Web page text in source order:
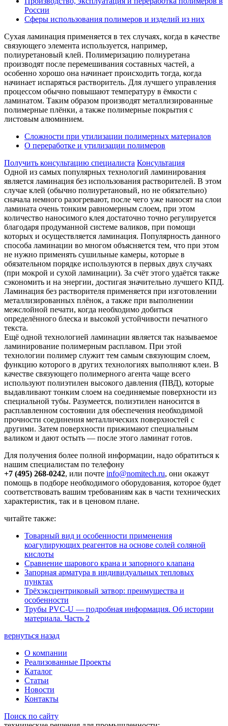
России
Сферы использования полимеров и изделий из них
Сухая ламинация применяется в тех случаях, когда в качестве
связующего элемента используется, например,
полиуретановый клей. Полимеризацию полиуретана
производят после перемешивания составных частей, а
особенно хорошо она начинает происходить тогда, когда
начинает испаряться растворитель. Для лучшего управления
процессом обычно повышают температуру в ёмкости с
ламинатом. Таким образом производят металлизированные
полимерные плёнки, а также полимерные покрытия с
листовым алюминием.
Сложности при утилизации полимерных материалов
О переработке и утилизации полимеров
Получить консультацию специалиста Консультация
Одной из самых популярных технологий ламинирования
является ламинация без использования растворителей. В этом
случае клей (обычно полиуретановый, но не обязательно)
сначала немного разогревают, после чего уже наносят на слои
ламината очень тонким равномерным слоем, при этом
количество наносимого клея достаточно точно регулируется
благодаря продуманной системе валиков, при помощи
которых и осуществляется ламинация. Популярность данного
способа ламинации во многом объясняется тем, что при этом
не нужно применять сушильные камеры, которые в
обязательном порядке используются в первых двух случаях
(при мокрой и сухой ламинации). За счёт этого удаётся также
сэкономить и на энергии, достигая значительно лучшего КПД.
Ламинация без растворителя применяется при изготовлении
металлизированных плёнок, а также при выполнении
межслойной печати, когда необходимо добиться
определённого блеска и высокой устойчивости печатного
текста.
Ещё одной технологией ламинации является так называемое
ламинирование полимерным расплавом. При этой
технологии полимер служит тем самым связующим слоем,
функцию которого в других технологиях выполняют клеи. В
качестве связующего полимерного агента чаще всего
используют полиэтилен высокого давления (ПВД), которые
выдавливают тонким слоем на соединяемые поверхности из
специальной тубы. Разумеется, полиэтилен наносится в
расплавленном состоянии для обеспечения необходимой
прочности соединения металлических поверхностей с
другими. Затем поверхности прижимают специальным
валиком и дают остыть — после этого ламинат готов.
Для получения более полной информации, надо обратиться к
нашим специалистам по телефону
+7 (495) 268-0242, или почте info@nomitech.ru, они окажут
помощь в подборе необходимого оборудования, которое будет
соответствовать вашим требованиям как в части технических
характеристик, так и в ценовом плане.
читайте также:
Товарный вид и особенности применения
коагулирующих реагентов на основе солей соляной
кислоты
Сравнение шарового крана и запорного клапана
Запорная арматура в индивидуальных тепловых
пунктах
Трёхэксцентриковый затвор: преимущества и
особенности
Трубы PVC-U — подробная информация. Об истории
материала. Часть 2
вернуться назад
О компании
Реализованные Проекты
Каталог
Статьи
Новости
Контакты
Поиск по сайту